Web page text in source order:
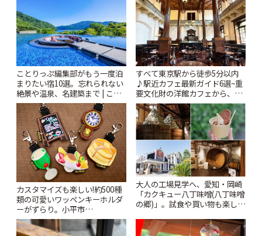
ことりっぷ編集部がもう一度泊
まりたい宿10選。忘れられない
絶景や温泉、名建築まで | こと
りっぷ
すべて東京駅から徒歩5分以内
♪駅近カフェ最新ガイド6選~重
要文化財の洋館カフェから、改
札すぐのレトロ喫茶まで~ | こと
りっぷ
カスタマイズも楽しい!約500種
類の可愛いワッペンキーホルダ
ーがずらり。小平市
「Kimamaya T&K」 | ことりっ
ぷ
大人の工場見学へ、愛知・岡崎
「カクキュー八丁味噌(八丁味噌
の郷)」。試食や買い物も楽しみ